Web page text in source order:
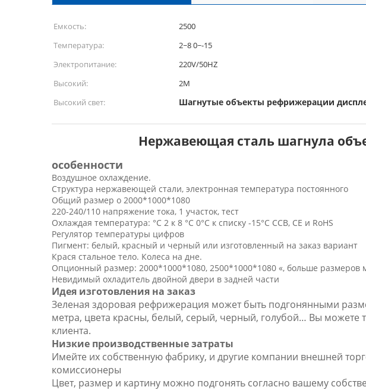
Емкость: 2500
Температура:
2~8 0~-15
Электропитание:
220V/50HZ
Высокий:
2M
Высокий свет:
Шагнутые объекты рефрижерации
Нержавеющая сталь шагнула
особенности
Воздушное охлаждение.
Структура нержавеющей стали, электронная температура постоянного
Общий размер о 2000*1000*1080
220-240/110 напряжение тока, 1 участок, тест
Охлаждая температура: °C 2 к 8 °C 0°C к списку -15°C CCB, CE и RoHS
Регулятор температуры цифров
Пигмент: белый, красный и черный или изготовленный на заказ вариант
Крася стальное тело. Колеса на дне.
Опционный размер: 2000*1000*1080, 2500*1000*1080 «, больше размеров
Невидимый охладитель двойной двери в задней части
Идея изготовления на заказ
Зеленая здоровая рефрижерация может быть подгонянными
метра, цвета красны, белый, серый, черный, голубой… Вы можете
клиента.
Низкие производственные затраты
Имейте их собственную фабрику, и другие компании внешней
комиссионеры
Цвет, размер и картину можно подгонять согласно вашему